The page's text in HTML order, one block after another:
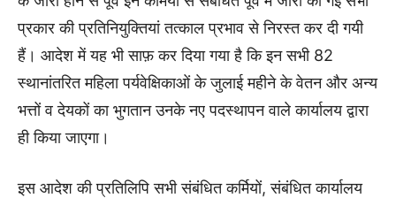
प्रकार की प्रतिनियुक्तियां तत्काल प्रभाव से निरस्त कर दी गयी
हैं। आदेश में यह भी साफ़ कर दिया गया है कि इन सभी 82
स्थानांतरित महिला पर्यवेक्षिकाओं के जुलाई महीने के वेतन और अन्य
भत्तों व देयकों का भुगतान उनके नए पदस्थापन वाले कार्यालय द्वारा
ही किया जाएगा।
इस आदेश की प्रतिलिपि सभी संबंधित कर्मियों, संबंधित कार्यालय